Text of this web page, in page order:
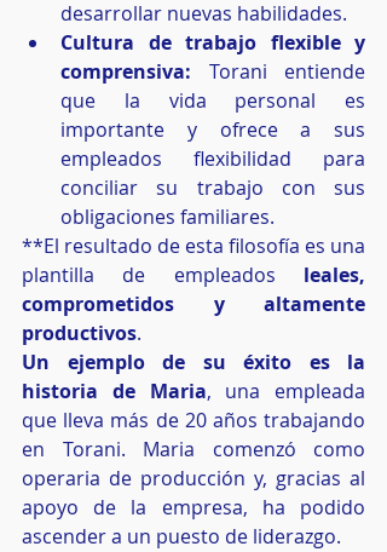
desarrollar nuevas habilidades.
Cultura de trabajo flexible y
comprensiva: Torani entiende
que la vida personal es
importante y ofrece a sus
empleados flexibilidad para
conciliar su trabajo con sus
obligaciones familiares.
**El resultado de esta filosofía es una
plantilla de empleados leales,
comprometidos y altamente
productivos.
Un ejemplo de su éxito es la
historia de Maria, una empleada
que lleva más de 20 años trabajando
en Torani. Maria comenzó como
operaria de producción y, gracias al
apoyo de la empresa, ha podido
ascender a un puesto de liderazgo.